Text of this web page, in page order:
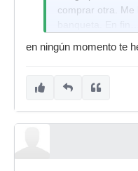
comprar otra. Me
banqueta. En
en ningún momento te